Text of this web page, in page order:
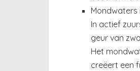
In actief
geur van
Het
creëert een